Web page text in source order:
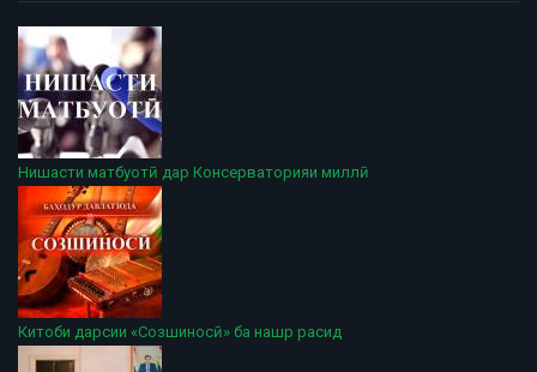
Нишасти матбуотӣ дар Консерваторияи миллӣ
Китоби дарсии «Созшиносӣ» ба нашр расид